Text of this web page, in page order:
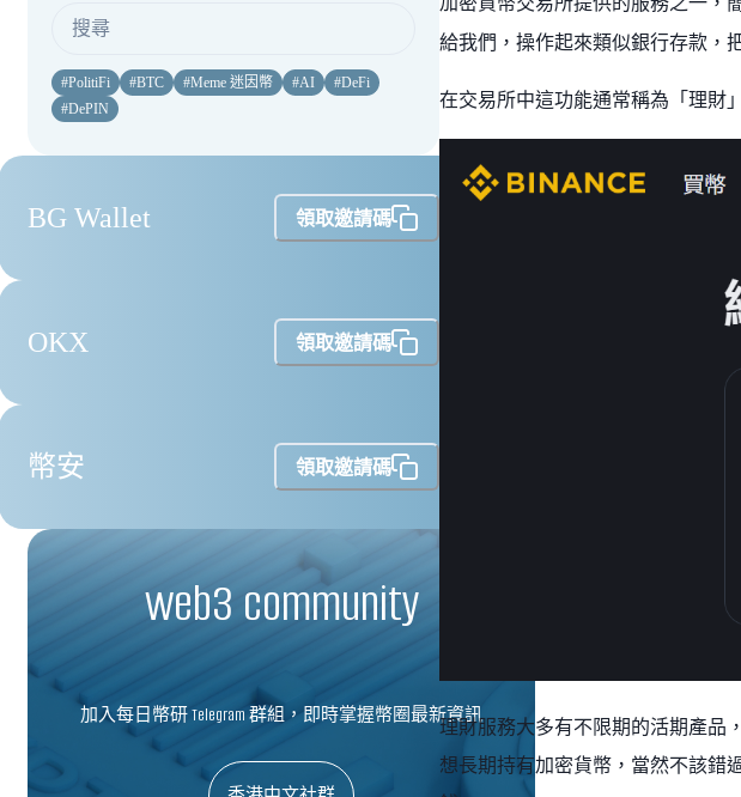
#PolitiFi #BTC #Meme 迷因幣 #AI #DeFi
#DePIN
BG Wallet 領取邀請碼
OKX 領取邀請碼
幣安 領取邀請碼
web3 community
加入每日幣研 Telegram 群組，即時掌握幣圈最新資訊
給我們，操作起來類似銀行存款，
在交易所中這功能通常稱為「理財
理財服務大多有不限期的活期產品
想長期持有加密貨幣，當然不該錯